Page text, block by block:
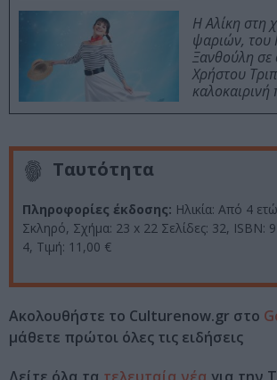
Η Αλίκη στη
ψαριών, του
Ξανθούλη σε
Χρήστου
καλοκαιρινή
Ταυτότητα
Πληροφορίες έκδοσης: Ηλικία: Από 4
Σκληρό, Σχήμα: 23 x 22 Σελίδες: 32, ISBN:
4, Τιμή: 11,00 €
Ακολουθήστε το Culturenow.gr στο
μάθετε πρώτοι όλες τις ειδήσεις